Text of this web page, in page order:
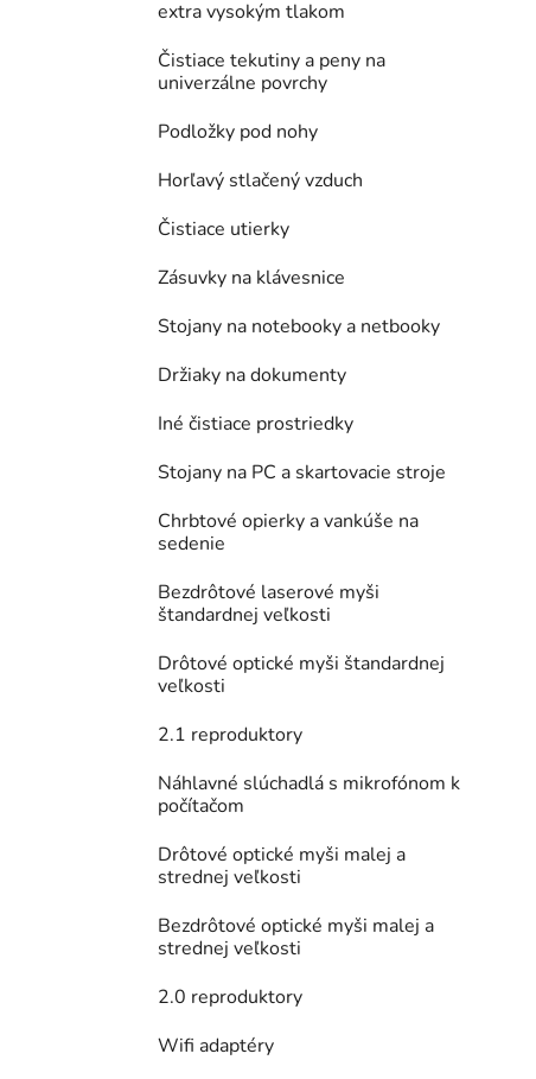
extra vysokým tlakom
Čistiace tekutiny a peny na
univerzálne povrchy
Podložky pod nohy
Horľavý stlačený vzduch
Čistiace utierky
Zásuvky na klávesnice
Stojany na notebooky a netbooky
Držiaky na dokumenty
Iné čistiace prostriedky
Stojany na PC a skartovacie stroje
Chrbtové opierky a vankúše na
sedenie
Bezdrôtové laserové myši
štandardnej veľkosti
Drôtové optické myši štandardnej
veľkosti
2.1 reproduktory
Náhlavné slúchadlá s mikrofónom k
počítačom
Drôtové optické myši malej a
strednej veľkosti
Bezdrôtové optické myši malej a
strednej veľkosti
2.0 reproduktory
Wifi adaptéry